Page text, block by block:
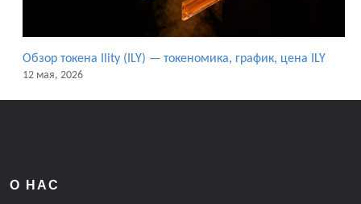
Обзор токена Ility (ILY) — токеномика, график, цена ILY
12 мая, 2026
О НАС